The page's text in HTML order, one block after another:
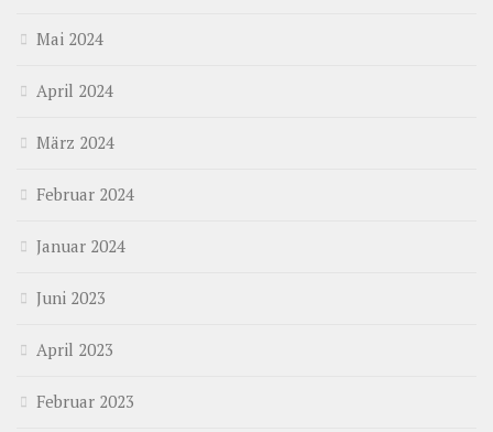
Mai 2024
April 2024
März 2024
Februar 2024
Januar 2024
Juni 2023
April 2023
Februar 2023